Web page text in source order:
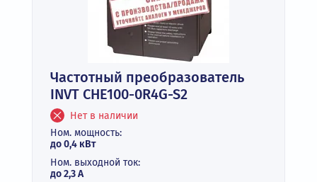
Частотный преобразователь
INVT CHE100-0R4G-S2
Нет в наличии
Ном. мощность:
до 0,4 кВт
Ном. выходной ток:
до 2,3 А